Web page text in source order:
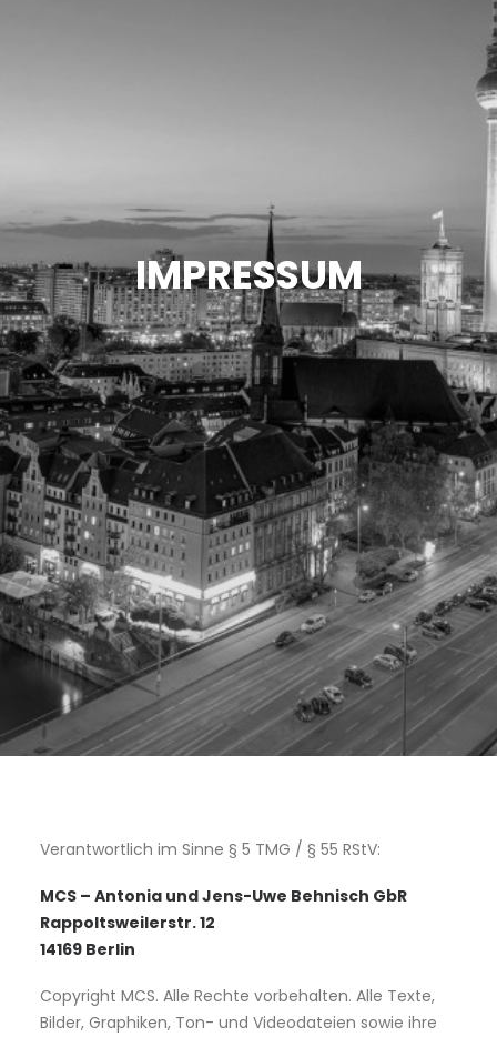
IMPRESSUM
Verantwortlich im Sinne § 5 TMG / § 55 RStV:
MCS – Antonia und Jens-Uwe Behnisch GbR
Rappoltsweilerstr. 12
14169 Berlin
Copyright MCS. Alle Rechte vorbehalten. Alle Texte,
Bilder, Graphiken, Ton- und Videodateien sowie ihre